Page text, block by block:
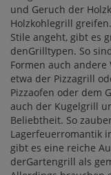
und Geruch der
Holzkohlegrill
Stile angeht, gibt es
denGrilltypen. So
Formen auch
etwa der Pizzagrill
Pizzaofen oder dem
auch der Kugelgrill
Beliebtheit. So
Lagerfeuerromantik
gibt es eine reiche
derGartengrill als